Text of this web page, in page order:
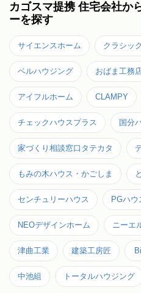
カゴスマ提携 住宅会社か
ーを探す
サイエンスホーム クラシッ
ベルハウジング おばま工務
アイフルホーム CLAMPY
チェックハウスプラス 国分
家づくり相談窓口タテカタ
もみの木ハウス・かごしま
センチュリーハウス PGハウ
NEOデザインホーム ニーエ
津曲工業 建築工房匠
中池組 トータルハウジング